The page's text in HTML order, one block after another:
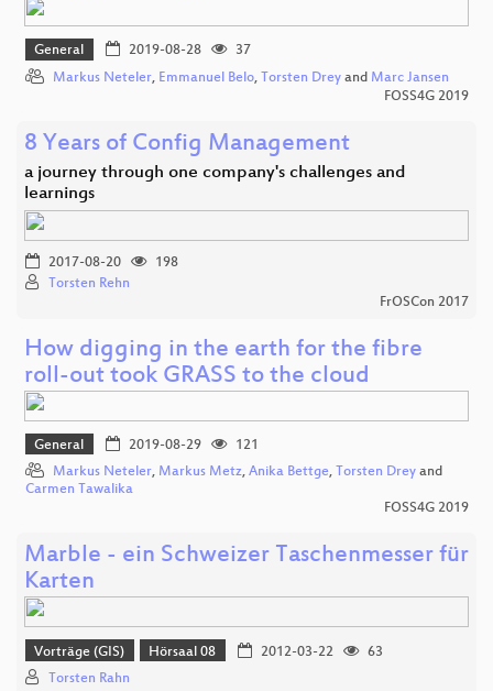
General 2019-08-28
37
Markus Neteler, Emmanuel Belo, Torsten Drey and Marc Jansen
FOSS4G 2019
8 Years of Config Management
a journey through one company's challenges and
learnings
2017-08-20
198
Torsten Rehn
FrOSCon 2017
How digging in the earth for the fibre
roll-out took GRASS to the cloud
General 2019-08-29
121
Markus Neteler, Markus Metz, Anika Bettge, Torsten Drey and
Carmen Tawalika
FOSS4G 2019
Marble - ein Schweizer Taschenmesser für
Karten
Vorträge (GIS) Hörsaal 08 2012-03-22
63
Torsten Rahn